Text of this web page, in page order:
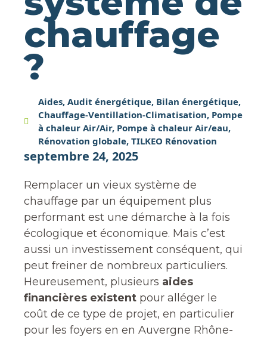
chauffage
?
Aides, Audit énergétique, Bilan énergétique,
Chauffage-Ventillation-Climatisation, Pompe
à chaleur Air/Air, Pompe à chaleur Air/eau,
Rénovation globale, TILKEO Rénovation
septembre 24, 2025
Remplacer un vieux système de
chauffage par un équipement plus
performant est une démarche à la fois
écologique et économique. Mais c’est
aussi un investissement conséquent, qui
peut freiner de nombreux particuliers.
Heureusement, plusieurs aides
financières existent pour alléger le
coût de ce type de projet, en particulier
pour les foyers en en Auvergne Rhône-